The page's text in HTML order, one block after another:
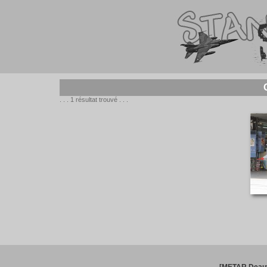
. . . 1 résultat trouvé . . .